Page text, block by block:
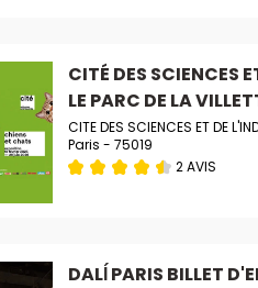
CITÉ DES SCIENCES
LE PARC DE LA
CITE DES SCIENCES ET DE
Paris - 75019
2 AVIS
DALÍ PARIS BILLET